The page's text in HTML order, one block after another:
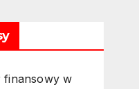
finansowy w